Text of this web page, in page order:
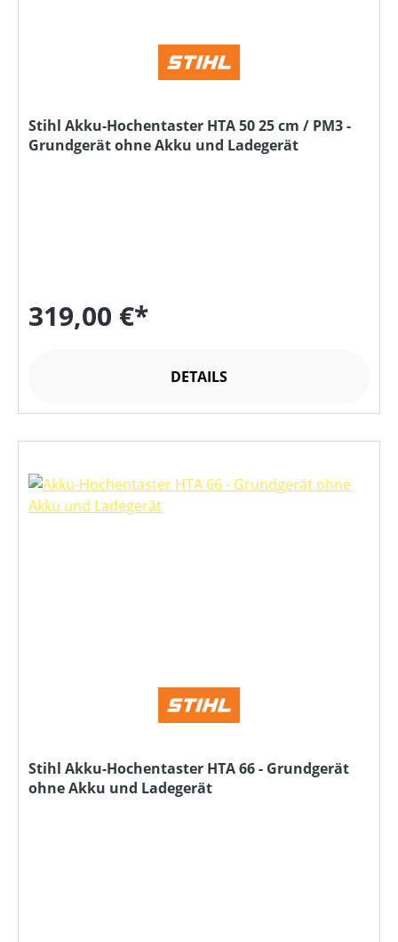
Stihl Akku-Hochentaster HTA 50 25 cm / PM3 -
Grundgerät ohne Akku und Ladegerät
319,00 €*
DETAILS
Stihl Akku-Hochentaster HTA 66 - Grundgerät
ohne Akku und Ladegerät